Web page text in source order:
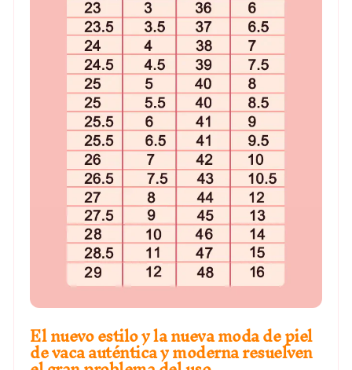
El nuevo estilo y la nueva moda de piel
de vaca auténtica y moderna resuelven